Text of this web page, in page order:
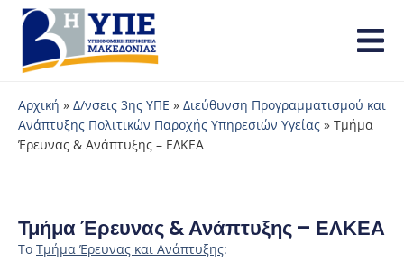
Αρχική » Δ/νσεις 3ης ΥΠΕ » Διεύθυνση Προγραμματισμού και
Ανάπτυξης Πολιτικών Παροχής Υπηρεσιών Υγείας » Τμήμα
Έρευνας & Ανάπτυξης – ΕΛΚΕΑ
Τμήμα Έρευνας & Ανάπτυξης – ΕΛΚΕΑ
Το Τμήμα Έρευνας και Ανάπτυξης: